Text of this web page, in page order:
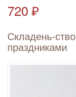
720 ₽
Складень-
праздниками